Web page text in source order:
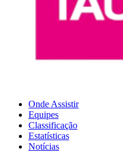
Onde Assistir
Equipes
Classificação
Estatísticas
Notícias